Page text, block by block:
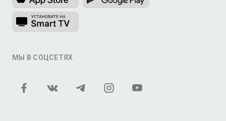
МЫ В СОЦСЕТЯХ